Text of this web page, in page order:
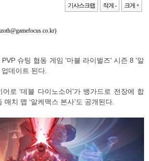
기사스크랩 작게 - 크게 +
슈팅 협동 게임 '마블 라이벌즈' 시즌 8 '알
데이트 된다.
로 ‘데블 다이노소어’가 뱅가드로 전장에 합
치 맵 ‘알케맥스 본사’도 공개된다.